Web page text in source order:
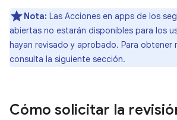
Nota: Las Acciones en apps de los
abiertas no estarán disponibles para los
hayan revisado y aprobado. Para obtener
consulta la siguiente sección.
Cómo solicitar la